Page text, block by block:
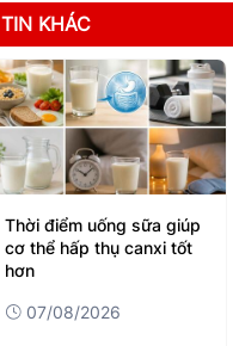
TIN KHÁC
Thời điểm uống sữa giúp
cơ thể hấp thụ canxi tốt
hơn
07/08/2026